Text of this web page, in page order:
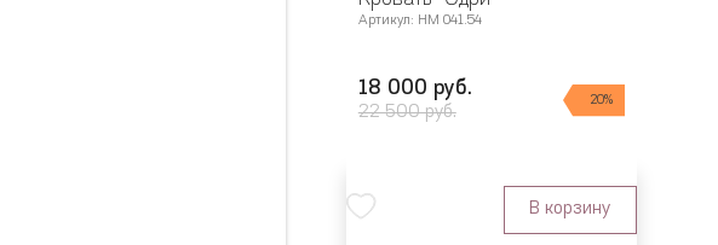
Артикул: НМ 041.54
18 000 руб.
22 500 руб.
20%
В корзину